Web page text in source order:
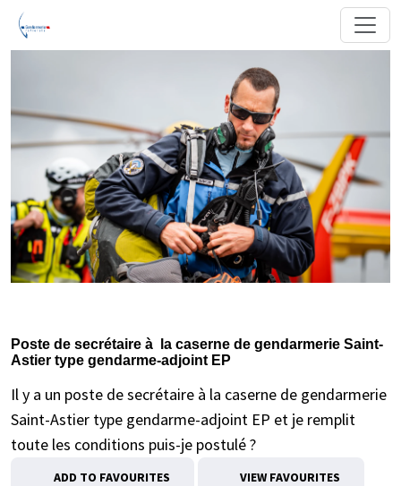
Poste de secrétaire à la caserne de gendarmerie Saint-
Astier type gendarme-adjoint EP
Il y a un poste de secrétaire à la caserne de gendarmerie
Saint-Astier type gendarme-adjoint EP et je remplit
toute les conditions puis-je postulé ?
ADD TO FAVOURITES VIEW FAVOURITES